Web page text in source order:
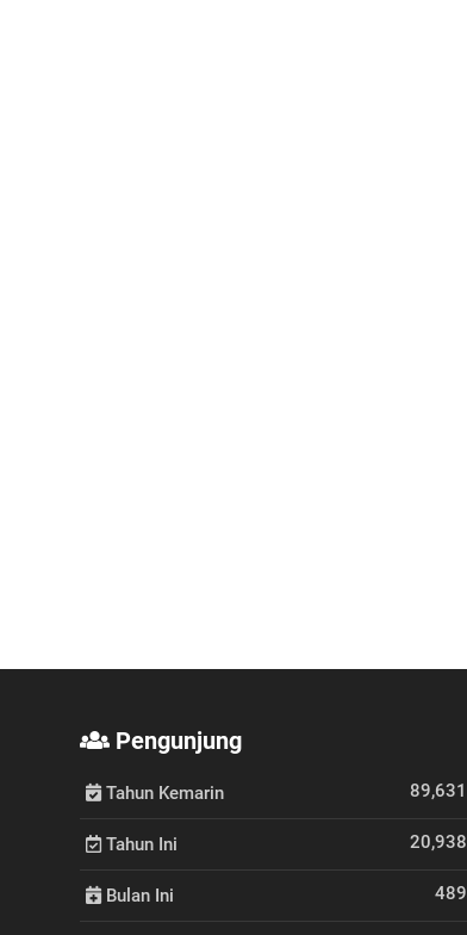
Pengunjung
Tahun Kemarin 89,631
Tahun Ini 20,938
Bulan Ini 489